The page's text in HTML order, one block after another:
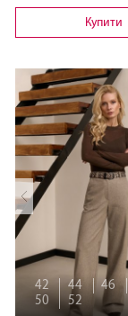
Купити
42 44 46
50
52